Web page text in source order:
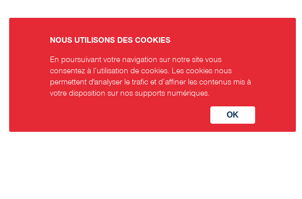
NOUS UTILISONS DES COOKIES
En poursuivant votre navigation sur notre site vous
consentez à l’utilisation de cookies. Les cookies nous
permettent d'analyser le trafic et d’affiner les contenus mis à
votre disposition sur nos supports numériques.